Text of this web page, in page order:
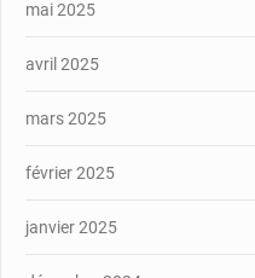
mai 2025
avril 2025
mars 2025
février 2025
janvier 2025